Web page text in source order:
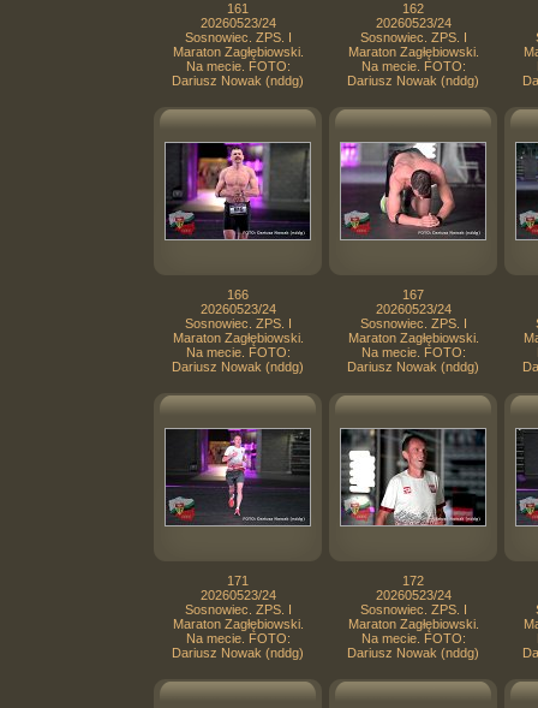
161
20260523/24
Sosnowiec. ZPS. I
Maraton Zagłębiowski.
Na mecie. FOTO:
Dariusz Nowak (nddg)
162
20260523/24
Sosnowiec. ZPS. I
Maraton Zagłębiowski.
Na mecie. FOTO:
Dariusz Nowak (nddg)
166
20260523/24
Sosnowiec. ZPS. I
Maraton Zagłębiowski.
Na mecie. FOTO:
Dariusz Nowak (nddg)
167
20260523/24
Sosnowiec. ZPS. I
Maraton Zagłębiowski.
Na mecie. FOTO:
Dariusz Nowak (nddg)
171
20260523/24
Sosnowiec. ZPS. I
Maraton Zagłębiowski.
Na mecie. FOTO:
Dariusz Nowak (nddg)
172
20260523/24
Sosnowiec. ZPS. I
Maraton Zagłębiowski.
Na mecie. FOTO:
Dariusz Nowak (nddg)